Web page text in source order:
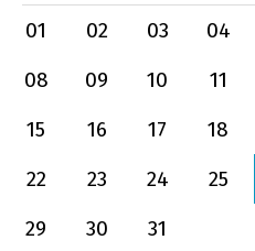
01
02 03 04
08
09 10 11
15
16 17 18
22
23 24 25
29
30 31